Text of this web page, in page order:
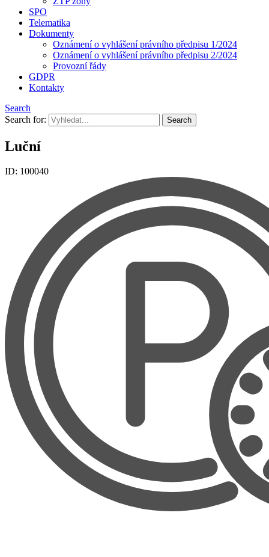
SPO
Telematika
Dokumenty
Oznámení o vyhlášení právního předpisu 1/2024
Oznámení o vyhlášení právního předpisu 2/2024
Provozní řády
GDPR
Kontakty
Search
Search for:
Luční
ID: 100040